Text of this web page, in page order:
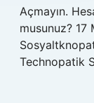
Açmayın.
musunuz?
Technopatik